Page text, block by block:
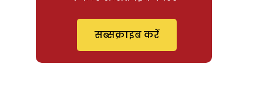
सब्सक्राइब करें